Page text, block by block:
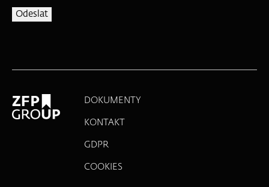
DOKUMENTY
KONTAKT
GDPR
COOKIES